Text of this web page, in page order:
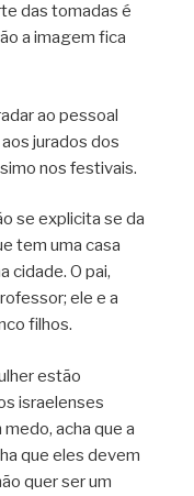
das tomadas é
a imagem fica
ao pessoal
jurados dos
nos festivais.
se explicita se da
tem uma casa
cidade. O pai,
ele e a
filhos.
estão
israelenses
acha que a
que eles devem
quer ser um